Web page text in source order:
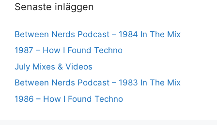
Senaste inläggen
Between Nerds Podcast – 1984 In The Mix
1987 – How I Found Techno
July Mixes & Videos
Between Nerds Podcast – 1983 In The Mix
1986 – How I Found Techno